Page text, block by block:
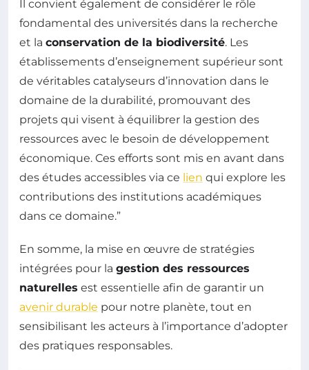
Il convient également de considérer le rôle
fondamental des universités dans la recherche
et la conservation de la biodiversité. Les
établissements d’enseignement supérieur sont
de véritables catalyseurs d’innovation dans le
domaine de la durabilité, promouvant des
projets qui visent à équilibrer la gestion des
ressources avec le besoin de développement
économique. Ces efforts sont mis en avant dans
des études accessibles via ce lien qui explore les
contributions des institutions académiques
dans ce domaine.”
En somme, la mise en œuvre de stratégies
intégrées pour la gestion des ressources
naturelles est essentielle afin de garantir un
avenir durable pour notre planète, tout en
sensibilisant les acteurs à l’importance d’adopter
des pratiques responsables.